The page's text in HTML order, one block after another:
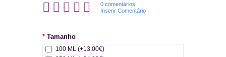
0 comentários
Inserir Comentário
Tamanho
100 ML (+13.00€)